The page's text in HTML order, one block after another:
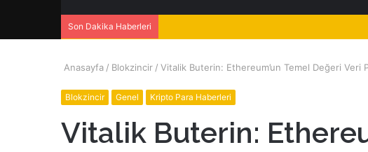
Son Dakika Haberleri
Anasayfa / Blokzincir / Vitalik Buterin: Ethereum’un Temel Değeri Veri
Blokzincir Genel Kripto Para Haberleri
Vitalik Buterin: